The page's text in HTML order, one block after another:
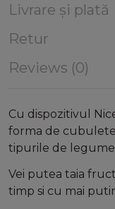
Livrare și plată
Retur
Reviews (0)
Cu dispozitivul
forma de
tipurile de
Vei putea taia
timp si cu mai